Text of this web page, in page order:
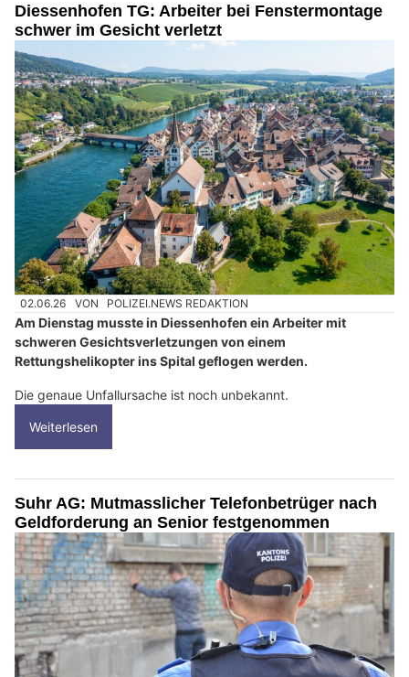
Diessenhofen TG: Arbeiter bei Fenstermontage
schwer im Gesicht verletzt
02.06.26 VON POLIZEI.NEWS REDAKTION
Am Dienstag musste in Diessenhofen ein Arbeiter mit
schweren Gesichtsverletzungen von einem
Rettungshelikopter ins Spital geflogen werden.
Die genaue Unfallursache ist noch unbekannt.
Weiterlesen
Suhr AG: Mutmasslicher Telefonbetrüger nach
Geldforderung an Senior festgenommen